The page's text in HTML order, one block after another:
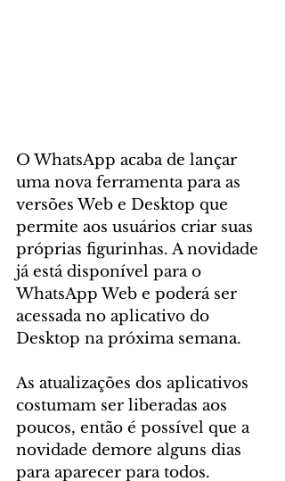
O WhatsApp acaba de lançar
uma nova ferramenta para as
versões Web e Desktop que
permite aos usuários criar suas
próprias figurinhas. A novidade
já está disponível para o
WhatsApp Web e poderá ser
acessada no aplicativo do
Desktop na próxima semana.
As atualizações dos aplicativos
costumam ser liberadas aos
poucos, então é possível que a
novidade demore alguns dias
para aparecer para todos.